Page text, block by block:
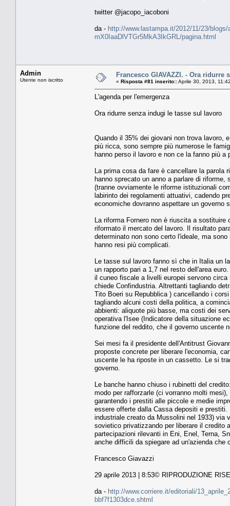
twitter @jacopo_iacoboni
da - http://www.lastampa.it/2012/11/23/
mX0IaaDlVTGr5MkA3IkGRL/pagina.html
Admin
Utente non iscritto
Francesco GIAVAZZI. - Ora
« Risposta #81 inserito::Aprile 30, 2013,
L'agenda per l'emergenza
Ora ridurre senza indugi le tasse sul lavoro
Quando il 35% dei giovani non trova lavoro,
più ricca, sono sempre più numerose le
hanno perso il lavoro e non ce la fanno più
La prima cosa da fare è cancellare la parola
hanno sprecato un anno a parlare di
(tranne ovviamente le riforme istituzionali
labirinto dei regolamenti attuativi, cadendo
economiche dovranno aspettare un governo
La riforma Fornero non è riuscita a
riformato il mercato del lavoro. Il risultato
determinato non sono certo l'ideale, ma
hanno resi più complicati.
Le tasse sul lavoro fanno sì che in Italia un
un rapporto pari a 1,7 nel resto dell'area
il cuneo fiscale a livelli europei servono
chiede Confindustria. Altrettanti tagliando
Tito Boeri su Repubblica ) cancellando i
tagliando alcuni costi della politica, a
abbienti: aliquote più basse, ma costi dei
operativa l'Isee (Indicatore della situazione
funzione del reddito, che il governo uscente
Sei mesi fa il presidente dell'Antitrust
proposte concrete per liberare l'economia,
uscente le ha riposte in un cassetto. Le si
governo.
Le banche hanno chiuso i rubinetti del
modo per rafforzarle (ci vorranno molti
garantendo i prestiti alle piccole e medie
essere offerte dalla Cassa depositi e
industriale creato da Mussolini nel 1933) via
sovietico privatizzando per liberare il credito
partecipazioni rilevanti in Eni, Enel, Terna,
anche difficili da spiegare ad un'azienda
Francesco Giavazzi
29 aprile 2013 | 8:53© RIPRODUZIONE
da - http://www.corriere.it/editoriali/
bbf7f1303dce.shtml